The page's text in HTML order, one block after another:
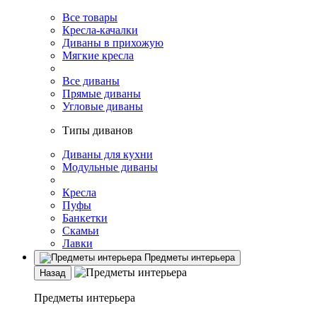
Все товары
Кресла-качалки
Диваны в прихожую
Мягкие кресла
Все диваны
Прямые диваны
Угловые диваны
Типы диванов
Диваны для кухни
Модульные диваны
Кресла
Пуфы
Банкетки
Скамьи
Лавки
Предметы интерьера
Назад
Предметы интерьера